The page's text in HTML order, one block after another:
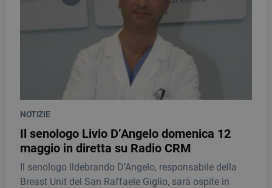
NOTIZIE
Il senologo Livio D’Angelo domenica 12
maggio in diretta su Radio CRM
Il senologo Ildebrando D’Angelo, responsabile della
Breast Unit del San Raffaele Giglio, sarà ospite in